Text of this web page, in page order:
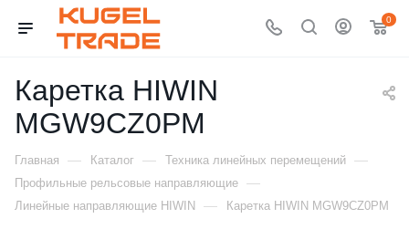
0
Каретка HIWIN
MGW9CZ0PM
Главная — Каталог — Техника линейных перемещений —
Профильные рельсовые направляющие —
Линейные направляющие HIWIN — Каретка HIWIN MGW9CZ0PM